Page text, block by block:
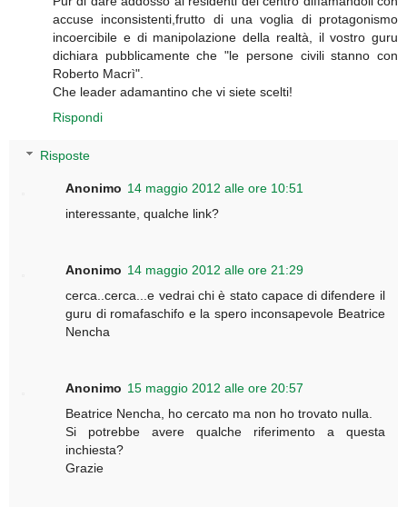
accuse inconsistenti,frutto di una voglia di protagonismo
incoercibile e di manipolazione della realtà, il vostro guru
dichiara pubblicamente che "le persone civili stanno con
Roberto Macrì".
Che leader adamantino che vi siete scelti!
Rispondi
Risposte
Anonimo 14 maggio 2012 alle ore 10:51
interessante, qualche link?
Anonimo 14 maggio 2012 alle ore 21:29
cerca..cerca...e vedrai chi è stato capace di difendere il
guru di romafaschifo e la spero inconsapevole Beatrice
Nencha
Anonimo 15 maggio 2012 alle ore 20:57
Beatrice Nencha, ho cercato ma non ho trovato nulla.
Si potrebbe avere qualche riferimento a questa
inchiesta?
Grazie